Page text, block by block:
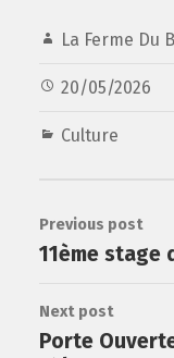
La Ferme Du
20/05/2026
Culture
Previous post
11ème stage
Next post
Porte